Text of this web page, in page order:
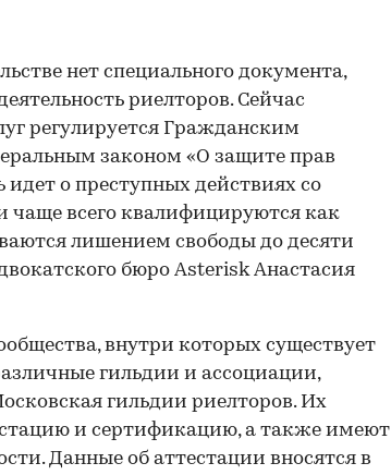
нет специального документа,
риелторов. Сейчас
регулируется Гражданским
законом «О защите прав
идет о преступных действиях со
чаще всего квалифицируются как
лишением свободы до десяти
бюро Asterisk Анастасия
внутри которых существует
гильдии и ассоциации,
гильдии риелторов. Их
и сертификацию, а также имеют
Данные об аттестации вносятся в